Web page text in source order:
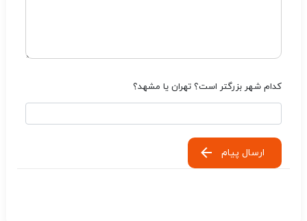
کدام شهر بزرگتر است؟ تهران یا مشهد؟
ارسال پیام